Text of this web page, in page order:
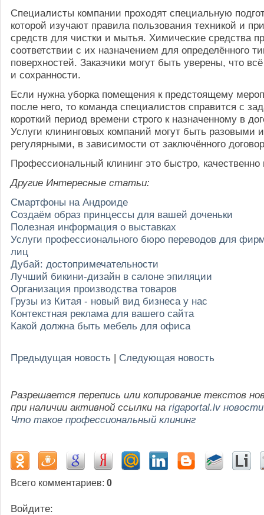
Специалисты компании проходят специальную
которой изучают правила пользования техникой и
средств для чистки и мытья. Химические средства
соответствии с их назначением для определённого
поверхностей. Заказчики могут быть уверены, что
и сохранности.
Если нужна уборка помещения к предстоящему
после него, то команда специалистов справится с
короткий период времени строго к назначенному в
Услуги клининговых компаний могут быть разовыми
регулярными, в зависимости от заключённого
Профессиональный клининг это быстро,
Другие Интересные статьи:
Смартфоны на Андроиде
Создаём образ принцессы для вашей доченьки
Полезная информация о выставках
Услуги профессионального бюро переводов для
лиц
Дубай: достопримечательности
Лучший бикини-дизайн в салоне эпиляции
Организация производства товаров
Грузы из Китая - новый вид бизнеса у нас
Контекстная реклама для вашего сайта
Какой должна быть мебель для офиса
Предыдущая новость | Следующая новость
Разрешается перепись или копирование текстов
при наличии активной ссылки на rigaportal.lv новости
Что такое профессиональный клининг
Всего комментариев: 0
Войдите: